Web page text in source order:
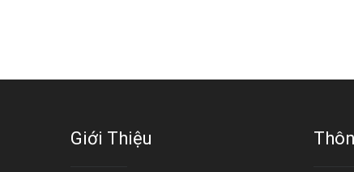
Giới Thiệu